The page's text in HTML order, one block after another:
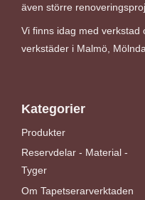
även större
Vi finns idag med verkstad
verkstäder i Malmö,
Kategorier
Produkter
Reservdelar - Material -
Tyger
Om Tapetserarverktaden